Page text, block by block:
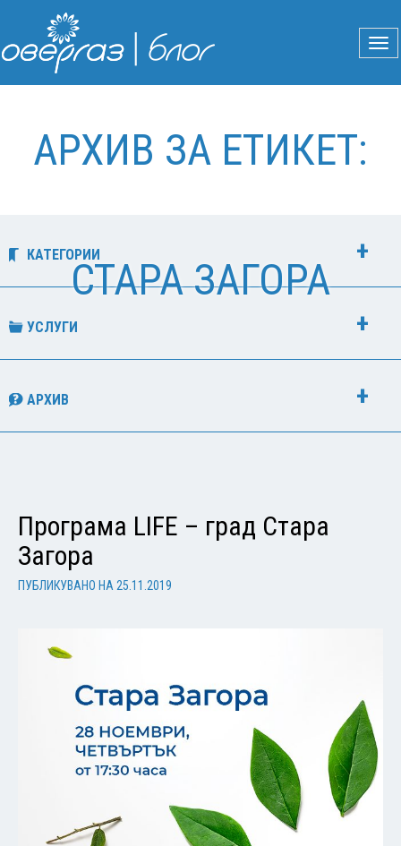
АРХИВ ЗА ЕТИКЕТ:
СТАРА ЗАГОРА
КАТЕГОРИИ
УСЛУГИ
АРХИВ
Програма LIFE – град Стара
Загора
ПУБЛИКУВАНО НА 25.11.2019